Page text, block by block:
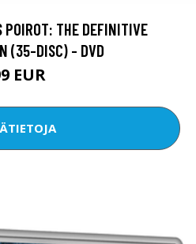
POIROT: THE DEFINITIVE
(35-DISC) - DVD
EUR